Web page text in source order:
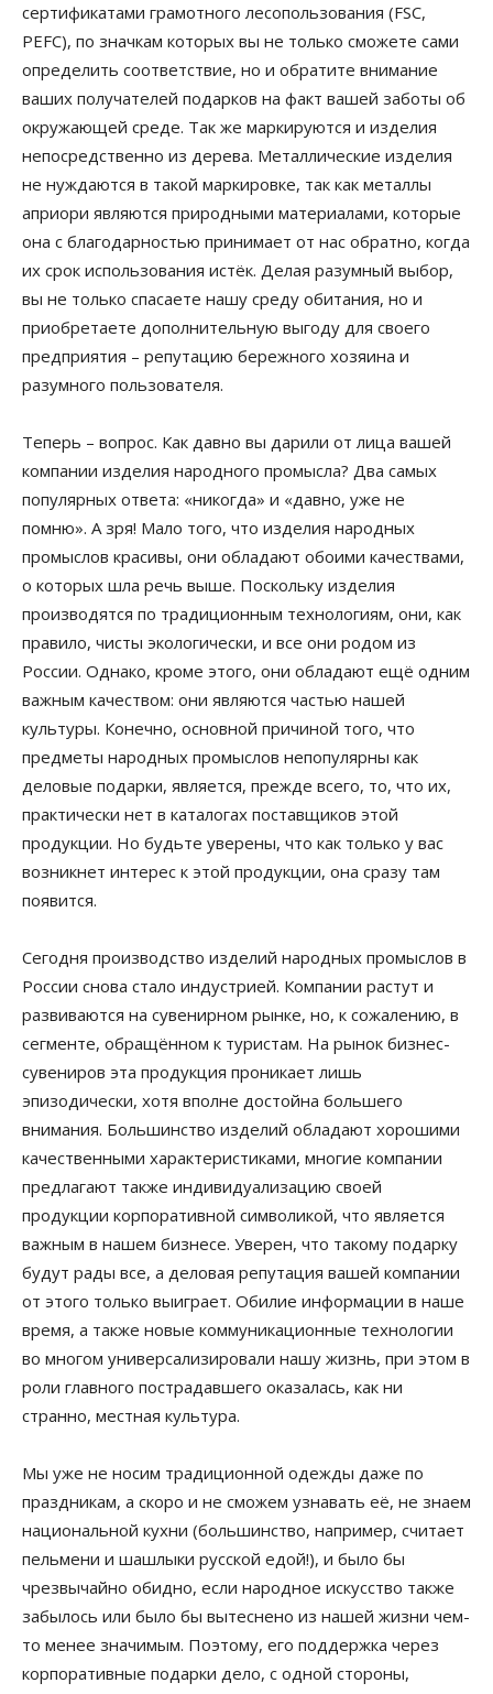
сертификатами грамотного лесопользования (FSC,
PEFC), по значкам которых вы не только сможете сами
определить соответствие, но и обратите внимание
ваших получателей подарков на факт вашей заботы об
окружающей среде. Так же маркируются и изделия
непосредственно из дерева. Металлические изделия
не нуждаются в такой маркировке, так как металлы
априори являются природными материалами, которые
она с благодарностью принимает от нас обратно, когда
их срок использования истёк. Делая разумный выбор,
вы не только спасаете нашу среду обитания, но и
приобретаете дополнительную выгоду для своего
предприятия – репутацию бережного хозяина и
разумного пользователя.
Теперь – вопрос. Как давно вы дарили от лица вашей
компании изделия народного промысла? Два самых
популярных ответа: «никогда» и «давно, уже не
помню». А зря! Мало того, что изделия народных
промыслов красивы, они обладают обоими качествами,
о которых шла речь выше. Поскольку изделия
производятся по традиционным технологиям, они, как
правило, чисты экологически, и все они родом из
России. Однако, кроме этого, они обладают ещё одним
важным качеством: они являются частью нашей
культуры. Конечно, основной причиной того, что
предметы народных промыслов непопулярны как
деловые подарки, является, прежде всего, то, что их,
практически нет в каталогах поставщиков этой
продукции. Но будьте уверены, что как только у вас
возникнет интерес к этой продукции, она сразу там
появится.
Сегодня производство изделий народных промыслов в
России снова стало индустрией. Компании растут и
развиваются на сувенирном рынке, но, к сожалению, в
сегменте, обращённом к туристам. На рынок бизнес-
сувениров эта продукция проникает лишь
эпизодически, хотя вполне достойна большего
внимания. Большинство изделий обладают хорошими
качественными характеристиками, многие компании
предлагают также индивидуализацию своей
продукции корпоративной символикой, что является
важным в нашем бизнесе. Уверен, что такому подарку
будут рады все, а деловая репутация вашей компании
от этого только выиграет. Обилие информации в наше
время, а также новые коммуникационные технологии
во многом универсализировали нашу жизнь, при этом в
роли главного пострадавшего оказалась, как ни
странно, местная культура.
Мы уже не носим традиционной одежды даже по
праздникам, а скоро и не сможем узнавать её, не знаем
национальной кухни (большинство, например, считает
пельмени и шашлыки русской едой!), и было бы
чрезвычайно обидно, если народное искусство также
забылось или было бы вытеснено из нашей жизни чем-
то менее значимым. Поэтому, его поддержка через
корпоративные подарки дело, с одной стороны,